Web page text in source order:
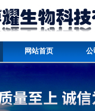
网站首页 公